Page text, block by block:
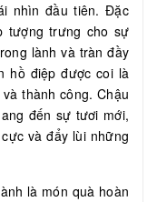
nhìn đầu tiên. Đặc
tượng trưng cho sự
lành và tràn đầy
hồ điệp được coi là
thành công. Chậu
đến sự tươi mới,
và đẩy lùi những
là món quà hoàn